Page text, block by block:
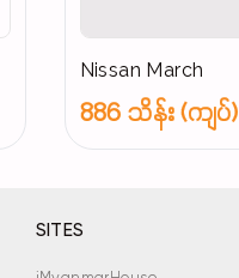
Nissan March
886 သိန်း (ကျပ်)
SITES